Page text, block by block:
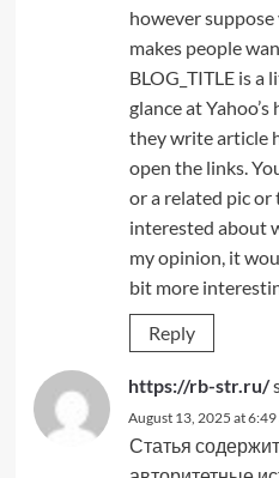
however
makes people
BLOG_TITLE is a
glance at
they write article
open the links.
or a related pic
interested about
my opinion, it
bit more
Reply
https://rb-str.ru/
August 13, 2025 at 6:49
Статья